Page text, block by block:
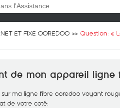
ET FIXE OOREDOO Question: «
de mon appareil ligne
sur ma ligne fibre ooredoo voyant
de votre coté: